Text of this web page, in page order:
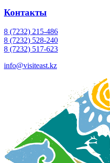
Контакты
8 (7232) 215-486
8 (7232) 528-240
8 (7232) 517-623
info@visiteast.kz